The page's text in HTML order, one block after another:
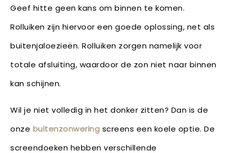
Geef hitte geen kans om binnen te komen.
Rolluiken zijn hiervoor een goede oplossing, net als
buitenjaloezieën. Rolluiken zorgen namelijk voor
totale afsluiting, waardoor de zon niet naar binnen
kan schijnen.
Wil je niet volledig in het donker zitten? Dan is de
onze buitenzonwering screens een koele optie. De
screendoeken hebben verschillende